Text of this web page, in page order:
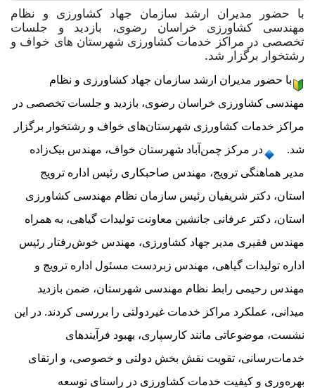
با حضور مدیران ارشد سازمان جهاد کشاورزی و نظام
مهندسی کشاورزی خراسان رضوی، بازدید و جلسات
تخصصی در مراکز خدمات کشاورزی شهرستان های خواف و
رشتخوار برگزار شد.
شد.